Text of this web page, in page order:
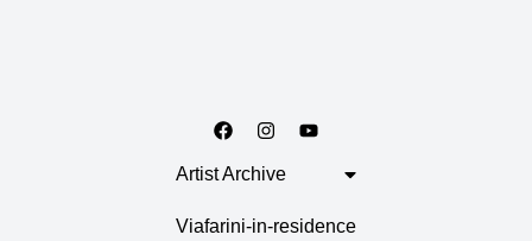
Artist Archive
Viafarini-in-residence